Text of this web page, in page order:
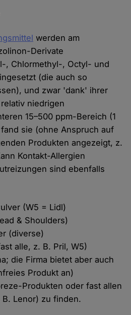
werden am
Derivate
, Chlormethyl-, Octyl- und
(die auch so
und zwar 'dank' ihrer
niedrigen
15–500 ppm-Bereich (1
sie (ohne Anspruch auf
Produkten angezeigt, z.
Kontakt-Allergien
sind ebenfalls
(W5 = Lidl)
& Shoulders)
(diverse)
alle, z. B. Pril, W5)
die Firma bietet aber auch
Produkt an)
Produkten oder fast allen
Lenor) zu finden.